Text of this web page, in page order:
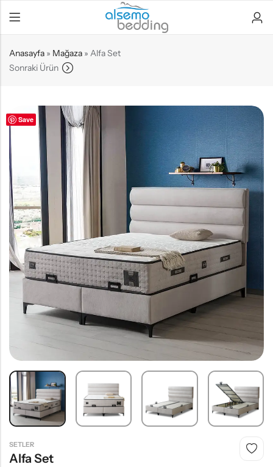
Anasayfa » Mağaza » Alfa Set
Sonraki Ürün
Save
SETLER
Alfa Set